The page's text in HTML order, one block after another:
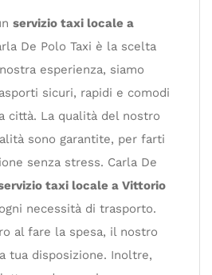
servizio taxi locale a
De Polo Taxi è la scelta
esperienza, siamo
sicuri, rapidi e comodi
città. La qualità del nostro
sono garantite, per farti
senza stress. Carla De
taxi locale a Vittorio
necessità di trasporto.
al fare la spesa, il nostro
tua disposizione. Inoltre,